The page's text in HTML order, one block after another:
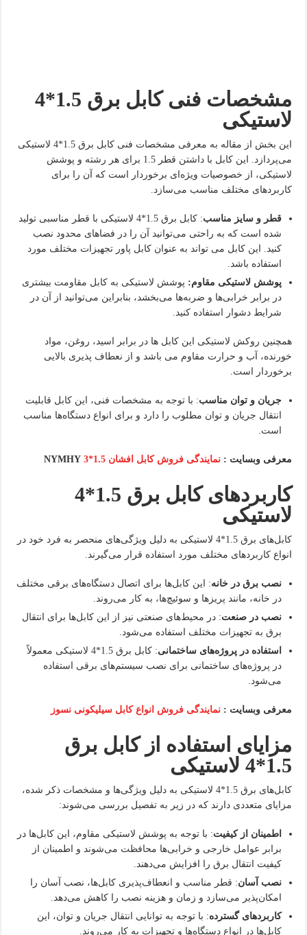
مشخصات فنی کابل برق 1.5*4
لاستیکی
این بخش از مقاله به معرفی مشخصات فنی کابل برق 1.5*4 لاستیکی
می‌پردازد. این کابل با داشتن قطر 1.5 برای هر رشته و پوشش
لاستیکی، از خصوصیات ویژه‌ای برخوردار است که آن را برای
کاربردهای مختلف مناسب می‌سازد.
قطر و سایز مناسب
: کابل برق 1.5*4 لاستیکی با قطر مناسبی تولید
شده است که به راحتی می‌توانید آن را در فضاهای محدود نصب
کنید. این کابل می تواند به عنوان کابل پاور تجهیزات مختلف مورد
استفاده باشد.
پوشش لاستیکی مقاوم: پوشش لاستیکی به کابل مقاومت بیشتری
در برابر خرابی‌ها و ضربه‌ها می‌بخشد، بنابراین می‌توانید از آن در
شرایط دشوار استفاده کنید.
همچنین روکش لاستیکی این کابل ها در برابر اسید، روغن، مواد
خورنده، آب و حرارت مقاوم می باشد و از نعطاف پذیری بالایی
برخوردار است.
جریان و توان مناسب: با توجه به مشخصات فنی، این کابل قابلیت
انتقال جریان و توان مطلوب را دارد و برای انواع دستگاه‌ها مناسب
است.
معرفی وبسایت :نمایندگی فروش کابل افشان 1.5*3 NYMHY
کاربردهای کابل برق 1.5*4
لاستیکی
کابل‌های برق 1.5*4 لاستیکی به دلیل ویژگی‌های منحصر به فرد خود در
انواع کاربردهای مختلف مورد استفاده قرار می‌گیرند.
نصب برق در خانه: این کابل‌ها برای اتصال دستگاه‌های برقی مختلف
در خانه، مانند پریزها و سوئیچ‌ها، به کار می‌روند.
نصب در صنعت: در محیط‌های صنعتی نیز از این کابل‌ها برای انتقال
برق به تجهیزات مختلف استفاده می‌شود.
استفاده در پروژه‌های ساختمانی
: کابل برق 1.5*4 لاستیکی معمولاً
در پروژه‌های ساختمانی برای نصب سیستم‌های برقی استفاده
می‌شود.
معرفی وبسایت : نمایندگی فروش انواع کابل سیلیکونی نسوز
مزایای استفاده از کابل برق
1.5*4 لاستیکی
کابل‌های برق 1.5*4 لاستیکی به دلیل ویژگی‌ها و مشخصات ذکر شده،
مزایای متعددی دارند که در زیر به تفصیل بررسی می‌شوند:
اطمینان از کیفیت: با توجه به پوشش لاستیکی مقاوم، این کابل‌ها در
برابر عوامل خارجی و خرابی‌ها محافظت می‌شوند و اطمینان از
کیفیت انتقال برق را افزایش می‌دهند.
نصب آسان: قطر مناسب و انعطاف‌پذیری کابل‌ها، نصب آسان را
امکان‌پذیر می‌سازد و زمان و هزینه نصب را کاهش می‌دهد.
کاربردهای گسترده: با توجه به توانایی انتقال جریان و توان، این
کابل‌ها در انواع دستگاه‌ها و تجهیزات به کار می‌روند.